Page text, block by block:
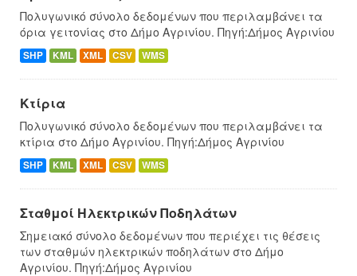
Πολυγωνικό σύνολο δεδομένων που περιλαμβάνει τα
όρια γειτονίας στο Δήμο Αγρινίου. Πηγή:Δήμος Αγρινίου
SHP KML XML CSV WMS
Κτίρια
Πολυγωνικό σύνολο δεδομένων που περιλαμβάνει τα
κτίρια στο Δήμο Αγρινίου. Πηγή:Δήμος Αγρινίου
SHP KML XML CSV WMS
Σταθμοί Ηλεκτρικών Ποδηλάτων
Σημειακό σύνολο δεδομένων που περιέχει τις θέσεις
των σταθμών ηλεκτρικών ποδηλάτων στο Δήμο
Αγρινίου. Πηγή:Δήμος Αγρινίου